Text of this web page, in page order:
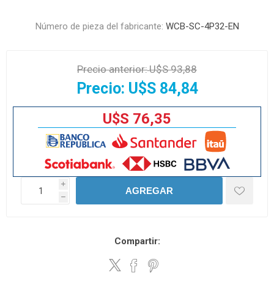
Número de pieza del fabricante: WCB-SC-4P32-EN
Precio anterior:U$S 93,88
Precio: U$S 84,84
U$S 76,35
i
h
AGREGAR
Compartir: